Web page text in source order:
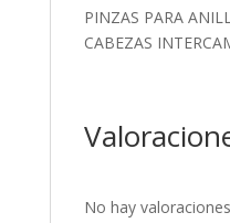
PINZAS PARA
CABEZAS
No hay